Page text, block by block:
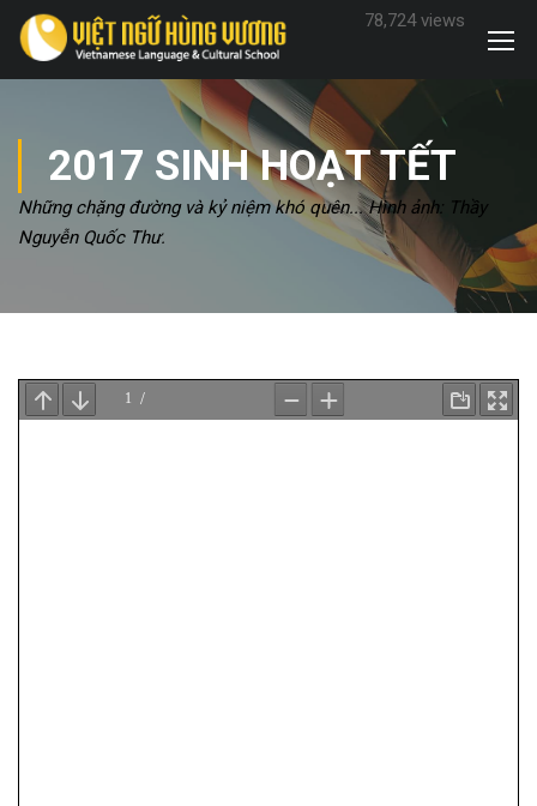
78,724 views
2017 SINH HOẠT TẾT
Những chặng đường và kỷ niệm khó quên... Hình ảnh: Thầy
Nguyễn Quốc Thư.